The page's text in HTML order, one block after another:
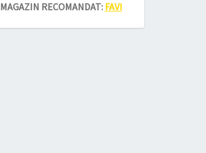
MAGAZIN RECOMANDAT: FAVI